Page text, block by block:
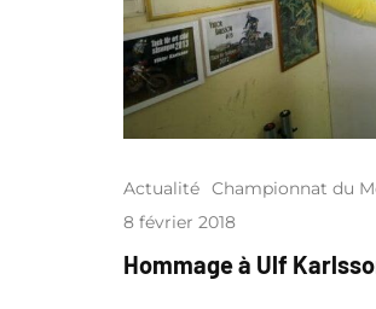
Actualité Championnat du
8 février 2018
Hommage à Ulf